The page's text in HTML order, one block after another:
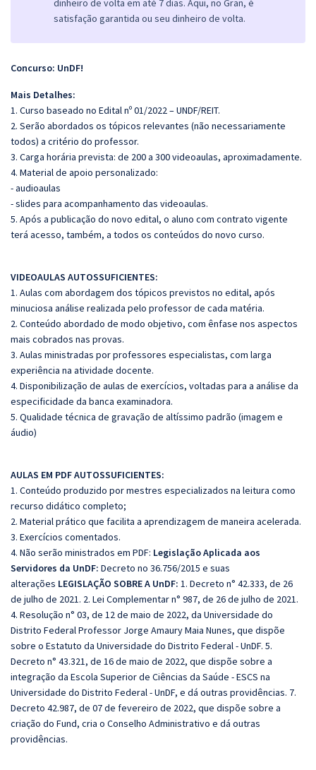
dinheiro de volta em até 7 dias. Aqui, no Gran, é
satisfação garantida ou seu dinheiro de volta.
Concurso: UnDF!
Mais Detalhes:
1. Curso baseado no Edital nº 01/2022 – UNDF/REIT.
2. Serão abordados os tópicos relevantes (não necessariamente
todos) a critério do professor.
3. Carga horária prevista: de 200 a 300 videoaulas, aproximadamente.
4. Material de apoio personalizado:
- audioaulas
- slides para acompanhamento das videoaulas.
5. Após a publicação do novo edital, o aluno com contrato vigente
terá acesso, também, a todos os conteúdos do novo curso.
VIDEOAULAS AUTOSSUFICIENTES:
1. Aulas com abordagem dos tópicos previstos no edital, após
minuciosa análise realizada pelo professor de cada matéria.
2. Conteúdo abordado de modo objetivo, com ênfase nos aspectos
mais cobrados nas provas.
3. Aulas ministradas por professores especialistas, com larga
experiência na atividade docente.
4. Disponibilização de aulas de exercícios, voltadas para a análise da
especificidade da banca examinadora.
5. Qualidade técnica de gravação de altíssimo padrão (imagem e
áudio)
AULAS EM PDF AUTOSSUFICIENTES:
1. Conteúdo produzido por mestres especializados na leitura como
recurso didático completo;
2. Material prático que facilita a aprendizagem de maneira acelerada.
3. Exercícios comentados.
4. Não serão ministrados em PDF: Legislação Aplicada aos
Servidores da UnDF: Decreto no 36.756/2015 e suas
alterações LEGISLAÇÃO SOBRE A UnDF: 1. Decreto n° 42.333, de 26
de julho de 2021. 2. Lei Complementar n° 987, de 26 de julho de 2021.
4. Resolução n° 03, de 12 de maio de 2022, da Universidade do
Distrito Federal Professor Jorge Amaury Maia Nunes, que dispõe
sobre o Estatuto da Universidade do Distrito Federal - UnDF. 5.
Decreto n° 43.321, de 16 de maio de 2022, que dispõe sobre a
integração da Escola Superior de Ciências da Saúde - ESCS na
Universidade do Distrito Federal - UnDF, e dá outras providências. 7.
Decreto 42.987, de 07 de fevereiro de 2022, que dispõe sobre a
criação do Fund, cria o Conselho Administrativo e dá outras
providências.